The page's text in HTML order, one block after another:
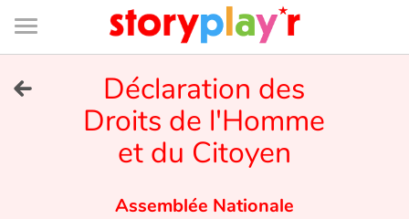
Connexion
Bibliothèque
de
page
Déclaration des
Droits de l'Homme
et du Citoyen
Assemblée Nationale